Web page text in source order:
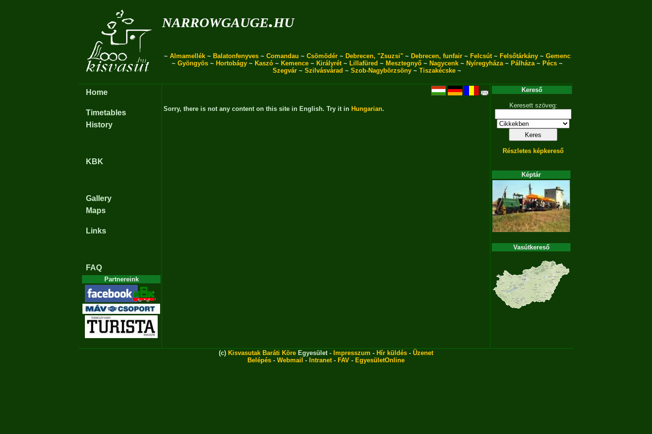
narrowgauge.hu
~ Almamellék~ Balatonfenyves~ Comandau ~ Csömödér~ Debrecen, "Zsuzsi"~ Debrecen, funfair~ Felcsút~ Felsőtárkány~ Gemenc
~ Gyöngyös~ Hortobágy~ Kaszó~ Kemence~ Királyrét~ Lillafüred ~ Mesztegnyő~ Nagycenk~ Nyíregyháza~ Pálháza~ Pécs~
Szegvár ~ Szilvásvárad ~ Szob-Nagybörzsöny ~ Tiszakécske ~
Home
Timetables
History
KBK
Gallery
Maps
Links
FAQ
Partnereink
Sorry, there is not any content on this site in English. Try it in Hungarian.
Kereső
Keresett szöveg:
Részletes képkereső
Képtár
Vasútkereső
(c) Kisvasutak Baráti Köre Egyesület - Impresszum - Hír küldés - Üzenet
Belépés - Webmail - Intranet- FAV - EgyesületOnline